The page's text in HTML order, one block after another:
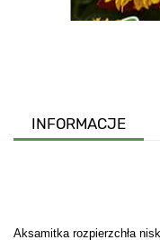
INFORMACJE
Aksamitka rozpierzchła